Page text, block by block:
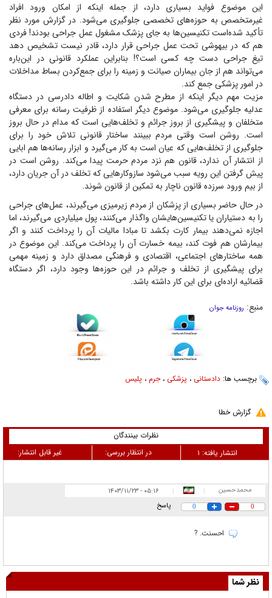
این موضوع فواید بسیاری دارد، از جمله اینکه از امکان ورود افراد
غیرمتخصص به حوزه‌های تخصصی جلوگیری می‌شود. در گزارش مورد نظر
تأکید شده‌است تکنیسین‌ها به جای پزشک مشغول عمل جراحی بودند! فردی
هم که در بیهوشی تحت عمل جراحی قرار دارد، قادر نیست تشخیص دهد
تیغ جراحی دست چه کسی است؟! بنابراین عملکرد قانونی در این‌باره
می‌تواند هم از جان بیماران صیانت و زمینه را برای جمع‌کردن بساط مداخلات
در امور پزشکی جمع کند.
مزیت مهم دیگر اینکه از مطرح شدن شکایت و اطاله دادرسی در دستگاه
عدلیه جلوگیری می‌شود. موضوع دیگر استفاده از ظرفیت رسانه برای معرفی
متخلفان و پیشگیری از بروز جرائم و تخلف‌هایی است که مدام در حال بروز
است. روشن است وقتی مردم ببینند ساختار قانونی تلاش خود را برای
جلوگیری از تخلف‌هایی که عیان است به کار می‌گیرد و ابزار رسانه‌ها هم ابایی
از انتشار آن ندارد، قانون هم نزد مردم حرمت پیدا می‌کند. روشن است در
پیش گرفتن این رویه سبب می‌شود سازوکار‌هایی که تخلف در آن جریان دارد،
از بیم ورود سرزده قانون ناچار به تمکین از قانون شوند.
در حال حاضر بسیاری از پزشکان از مردم زیرمیزی می‌گیرند، عمل‌های جراحی
را به دستیاران یا تکنیسین‌هایشان واگذار می‌کنند، پول میلیاردی می‌گیرند، اما
اجازه نمی‌دهند بیمار کارت بکشد تا مبادا مالیات آن را پرداخت کنند و اگر
بیمارشان هم فوت کند، بیمه خسارت آن را پرداخت می‌کند. این موضوع در
همه ساختار‌های اجتماعی، اقتصادی و فرهنگی مصداق دارد و زمینه مهمی
برای پیشگیری از تخلف و جرائم در این حوزه‌ها وجود دارد، اگر دستگاه
قضائیه اراده‌ای برای این کار داشته باشد.
منبع: روزنامه جوان
برچسب ها: دادستانی ، پزشکی ،جرم ، پلیس
گزارش خطا
نظرات بینندگان
غیر قابل انتشار:
در انتظار بررسی: انتشار یافته: ۱
محمدحسین ۰۵:۱۶ - ۱۴۰۳/۱۱/۲۳
0
0 پاسخ
احسنت. ?
نظر شما